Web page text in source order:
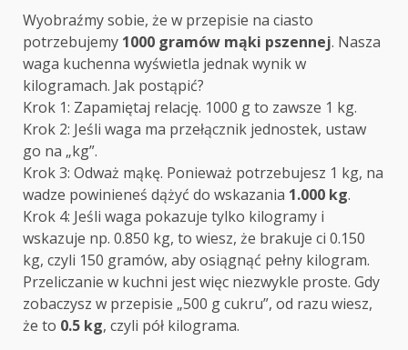
Wyobraźmy sobie, że w przepisie na ciasto
potrzebujemy 1000 gramów mąki pszennej. Nasza
waga kuchenna wyświetla jednak wynik w
kilogramach. Jak postąpić?
Krok 1: Zapamiętaj relację. 1000 g to zawsze 1 kg.
Krok 2: Jeśli waga ma przełącznik jednostek, ustaw
go na „kg”.
Krok 3: Odważ mąkę. Ponieważ potrzebujesz 1 kg, na
wadze powinieneś dążyć do wskazania 1.000 kg.
Krok 4: Jeśli waga pokazuje tylko kilogramy i
wskazuje np. 0.850 kg, to wiesz, że brakuje ci 0.150
kg, czyli 150 gramów, aby osiągnąć pełny kilogram.
Przeliczanie w kuchni jest więc niezwykle proste. Gdy
zobaczysz w przepisie „500 g cukru”, od razu wiesz,
że to 0.5 kg, czyli pół kilograma.